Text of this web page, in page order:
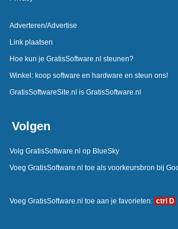
Adverteren/Advertise
Link plaatsen
Hoe kun je GratisSoftware.nl steunen?
Winkel: koop software en hardware en steun ons!
GratisSoftwareSite.nl is GratisSoftware.nl
Volgen
Volg GratisSoftware.nl op BlueSky
Voeg GratisSoftware.nl toe als voorkeursbron bij
Voeg GratisSoftware.nl toe aan je favorieten: ctrl D